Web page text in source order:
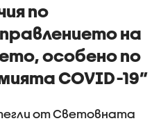
по
на
особено по
COVID-19”
от Световната